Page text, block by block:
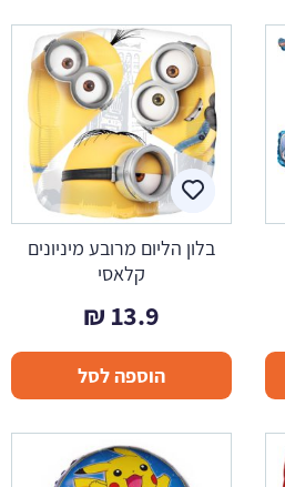
בלון הליום מרובע מיניונים
קלאסי
13.9
₪
הוספה לסל